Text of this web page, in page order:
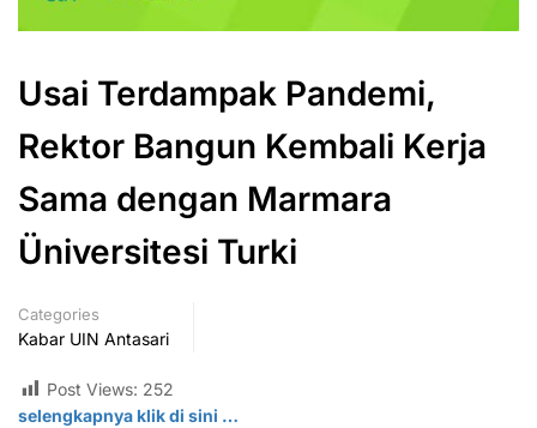
Usai Terdampak Pandemi,
Rektor Bangun Kembali Kerja
Sama dengan Marmara
Üniversitesi Turki
Categories
Kabar UIN Antasari
Post Views: 252
selengkapnya klik di sini …